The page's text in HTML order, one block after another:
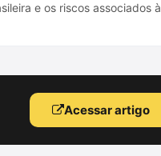
e os riscos associados à
Acessar artigo